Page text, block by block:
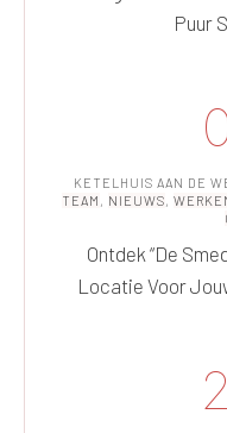
Puur
KETELHUIS AAN DE
TEAM , NIEUWS,
Ontdek “De
Locatie Voor